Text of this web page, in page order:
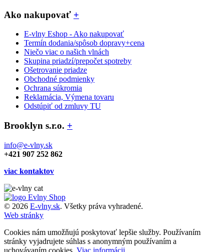
Ako nakupovať +
E-vlny Eshop - Ako nakupovať
Termín dodania/spôsob dopravy+cena
Niečo viac o našich vlnách
Skupina priadzí/prepočet spotreby
Ošetrovanie priadze
Obchodné podmienky
Ochrana súkromia
Reklamácia, Výmena tovaru
Odstúpiť od zmluvy TU
Brooklyn s.r.o. +
info@e-vlny.sk
+421 907 252 862
viac kontaktov
© 2026 E-vlny.sk. Všetky práva vyhradené.
Web stránky
Cookies nám umožňujú poskytovať lepšie služby. Používaním
stránky vyjadrujete súhlas s anonymným používaním a
uchovávaním cookies. Viac informácii